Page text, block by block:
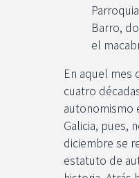
Barro,
el
En aquel mes
cuatro
autonomismo
Galicia, pues,
diciembre se
estatuto de